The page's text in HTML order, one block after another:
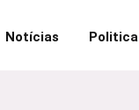
Notícias Politica